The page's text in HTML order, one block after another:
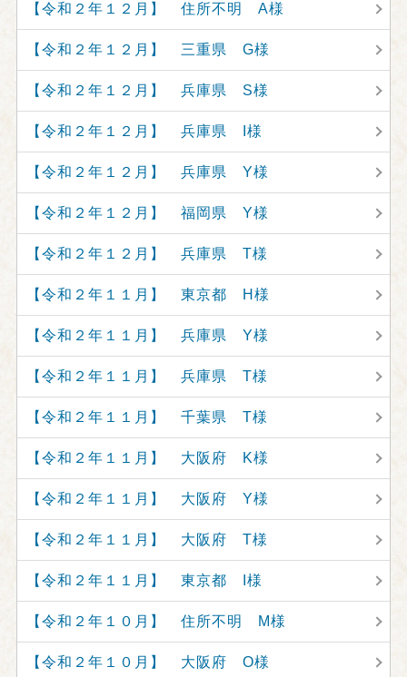
【令和２年１２月】 住所不明 A様
【令和２年１２月】 三重県 G様
【令和２年１２月】 兵庫県 S様
【令和２年１２月】 兵庫県 I様
【令和２年１２月】 兵庫県 Y様
【令和２年１２月】 福岡県 Y様
【令和２年１２月】 兵庫県 T様
【令和２年１１月】 東京都 H様
【令和２年１１月】 兵庫県 Y様
【令和２年１１月】 兵庫県 T様
【令和２年１１月】 千葉県 T様
【令和２年１１月】 大阪府 K様
【令和２年１１月】 大阪府 Y様
【令和２年１１月】 大阪府 T様
【令和２年１１月】 東京都 I様
【令和２年１０月】 住所不明 M様
【令和２年１０月】 大阪府 O様